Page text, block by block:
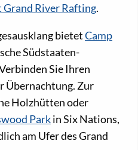
River Rafting.
bietetCamp
Südstaaten-
Sie Ihren
Übernachtung. Zur
Holzhütten oder
Parkin Six Nations,
am Ufer des Grand